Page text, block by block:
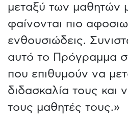
μεταξύ των μαθητών
φαίνονται πιο
ενθουσιώδεις.
αυτό το Πρόγραμμα
που επιθυμούν να
διδασκαλία τους και
τους μαθητές τους.»